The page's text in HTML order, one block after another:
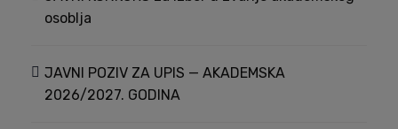
osoblja
JAVNI POZIV ZA UPIS — AKADEMSKA
2026/2027. GODINA